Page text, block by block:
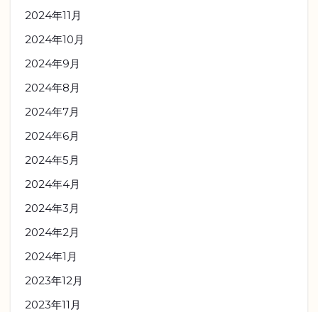
2024年11月
2024年10月
2024年9月
2024年8月
2024年7月
2024年6月
2024年5月
2024年4月
2024年3月
2024年2月
2024年1月
2023年12月
2023年11月